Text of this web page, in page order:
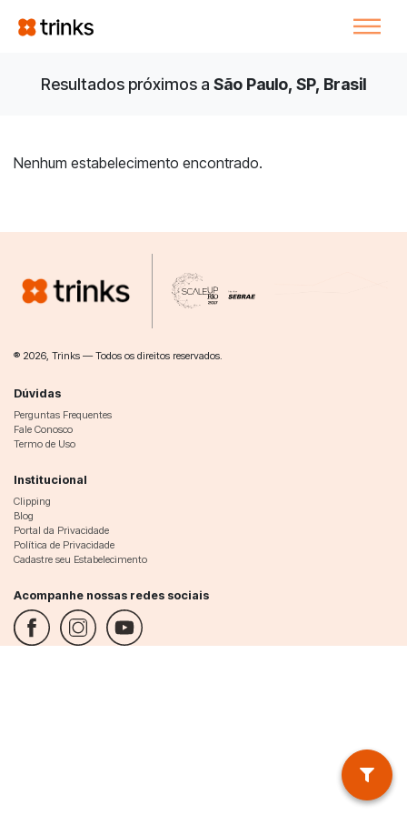
Resultados próximos a São Paulo, SP, Brasil
Nenhum estabelecimento encontrado.
® 2026, Trinks — Todos os direitos reservados.
Dúvidas
Perguntas Frequentes
Fale Conosco
Termo de Uso
Institucional
Clipping
Blog
Portal da Privacidade
Política de Privacidade
Cadastre seu Estabelecimento
Acompanhe nossas redes sociais